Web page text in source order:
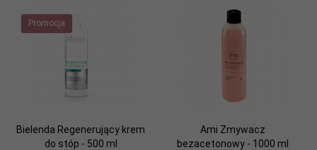
Promocja
Bielenda Regenerujący krem
do stóp - 500 ml
Ami Zmywacz
bezacetonowy - 1000 ml